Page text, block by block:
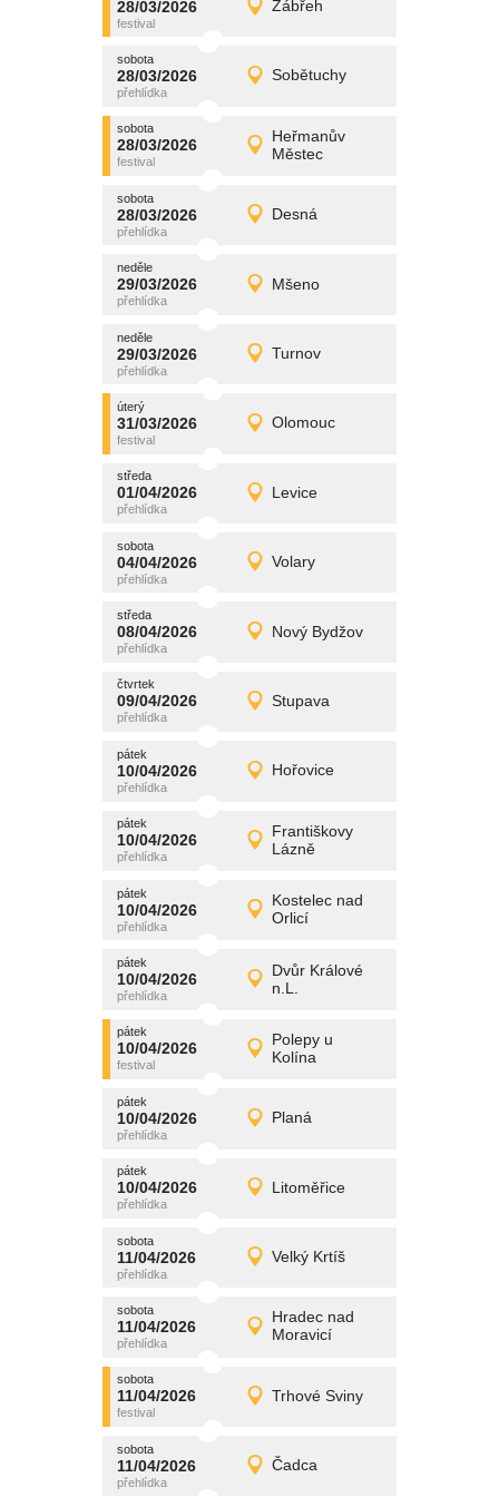
28/03/2026 Zábřeh
sobota
28/03/2026 Detail
sobota
28/03/2026 Sobětuchy
sobota
28/03/2026 Detail
promítání
sobota
28/03/2026
Heřmanův
Městec
sobota
28/03/2026 Detail
promítání
sobota
28/03/2026 Desná
sobota
28/03/2026 Detail
promítání
neděle
29/03/2026 Mšeno
neděle
29/03/2026 Detail
promítání
neděle
29/03/2026 Turnov
neděle
29/03/2026 Detail
promítání
úterý
31/03/2026 Olomouc
úterý
31/03/2026 Detail
promítání
středa
01/04/2026 Levice
středa
01/04/2026 Detail
promítání
sobota
04/04/2026 Volary
sobota
04/04/2026 Detail
promítání
středa
08/04/2026 Nový Bydžov
středa
08/04/2026 Detail
promítání
čtvrtek
09/04/2026 Stupava
čtvrtek
09/04/2026 Detail
promítání
pátek
10/04/2026 Hořovice
pátek
10/04/2026 Detail
promítání
pátek
10/04/2026
Františkovy
Lázně
pátek
10/04/2026 Detail
promítání
pátek
10/04/2026
Kostelec nad
Orlicí
pátek
10/04/2026 Detail
promítání
pátek
10/04/2026
Dvůr Králové
n.L.
pátek
10/04/2026 Detail
promítání
pátek
10/04/2026
Polepy u
Kolína
pátek
10/04/2026 Detail
promítání
pátek
10/04/2026 Planá
pátek
10/04/2026 Detail
promítání
pátek
10/04/2026 Litoměřice
pátek
10/04/2026 Detail
promítání
sobota
11/04/2026 Velký Krtíš
sobota
11/04/2026 Detail
promítání
sobota
11/04/2026
Hradec nad
Moravicí
sobota
11/04/2026 Detail
promítání
sobota
11/04/2026 Trhové Sviny
sobota
11/04/2026 Detail
promítání
sobota
11/04/2026 Čadca
sobota
11/04/2026 Detail
promítání